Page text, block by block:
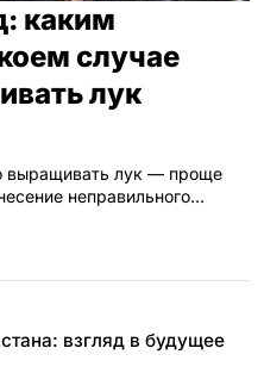
каким
случае
лук
выращивать лук — проще
неправильного…
взгляд в будущее